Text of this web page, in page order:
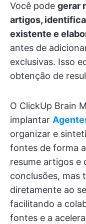
Você pode gerar
artigos,
existente e
antes de
exclusivas. Isso
obtenção de
O ClickUp Brain
implantar
organizar e
fontes de forma
resume artigos e
conclusões, mas
diretamente ao
facilitando a
fontes e a